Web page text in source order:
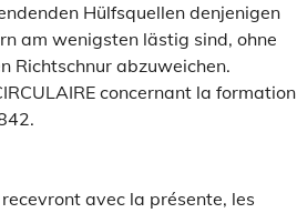
Hülfsquellen denjenigen
am wenigsten lästig sind, ohne
Richtschnur abzuweichen.
concernant la formation
avec la présente, les